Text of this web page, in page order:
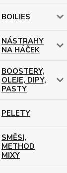
BOILIES
NÁSTRAHY
NA HÁČEK
BOOSTERY,
OLEJE, DIPY,
PASTY
PELETY
SMĚSI,
METHOD
MIXY